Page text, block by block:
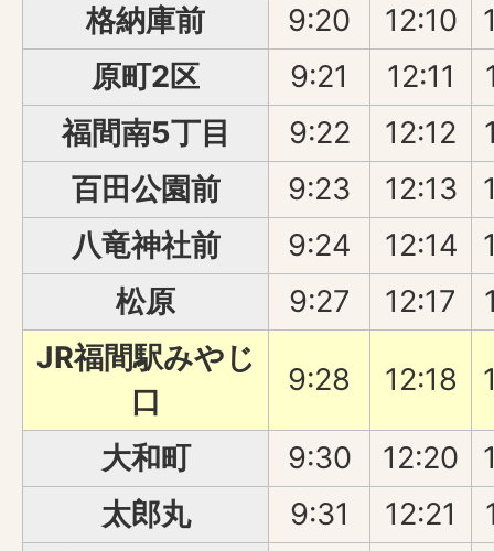
格納庫前
9:20 12:10
原町2区
9:21 12:11
福間南5丁目
9:22 12:12
百田公園前
9:23 12:13
八竜神社前
9:24 12:14
松原
9:27 12:17
JR福間駅みやじ
口
9:28 12:18
大和町 9:30 12:20
太郎丸
9:31 12:21